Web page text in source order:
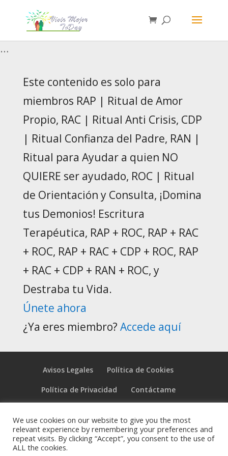
…
Este contenido es solo para
miembros RAP | Ritual de Amor
Propio, RAC | Ritual Anti Crisis, CDP
| Ritual Confianza del Padre, RAN |
Ritual para Ayudar a quien NO
QUIERE ser ayudado, ROC | Ritual
de Orientación y Consulta, ¡Domina
tus Demonios! Escritura
Terapéutica, RAP + ROC, RAP + RAC
+ ROC, RAP + RAC + CDP + ROC, RAP
+ RAC + CDP + RAN + ROC, y
Destraba tu Vida.
Únete ahora
¿Ya eres miembro? Accede aquí
Avisos Legales Política de Cookies
Política de Privacidad Contáctame
We use cookies on our website to give you the most
relevant experience by remembering your preferences and
repeat visits. By clicking “Accept”, you consent to the use of
ALL the cookies.